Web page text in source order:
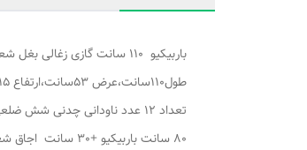
باربیکیو 110 سانت گازی زغالی بغل شعله
طول110سانت،عرض 53سانت،ارتفاع 115،دهنه 31سانت
تعداد 12 عدد ناودانی چدنی شش ضلعی
80 سانت باربیکیو +30 سانت اجاق شعله